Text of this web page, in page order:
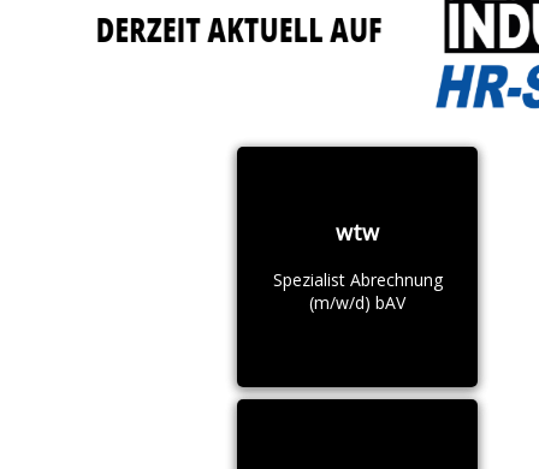
wtw
Spezialist Abrechnung
(m/w/d) bAV